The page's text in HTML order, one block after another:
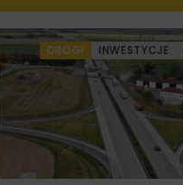
DROGI INWESTYCJE